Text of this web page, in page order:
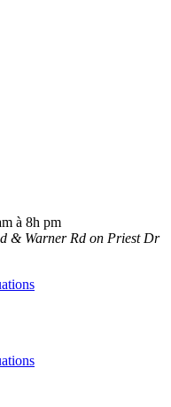
à 8h pm
& Warner Rd on Priest Dr